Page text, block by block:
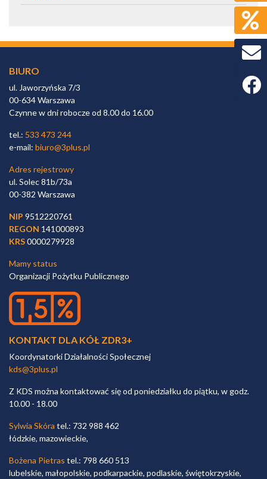
BIURO
ul. Jaworzyńska 7/3
00-634 Warszawa
Czynne w dni robocze od 8.00 do 16.00
tel.: 533 473 244
e-mail: biuro@3plus.pl
Adres rejestrowy
ul. Solec 81b/73a
00-382 Warszawa
NIP 9512220761
REGON 141000893
KRS0000279928
Mamy status
Organizacji Pożytku Publicznego
KONTAKT DLA KÓŁ ZDR3+
Koordynatorki Działalności Społecznej
kds@3plus.pl
Z KDS można kontaktować się od poniedziałku do piątku, w godz.
10.00 - 18.00
Sylwia Skóra tel.: 732 988 462
łódzkie, mazowieckie,
Bożena Pietras tel.: 798 660 513
lubelskie, małopolskie, podkarpackie, podlaskie, świętokrzyskie,